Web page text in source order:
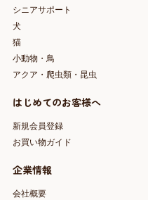
シニアサポート
犬
猫
小動物・鳥
アクア・爬虫類・昆虫
はじめてのお客様へ
新規会員登録
お買い物ガイド
企業情報
会社概要